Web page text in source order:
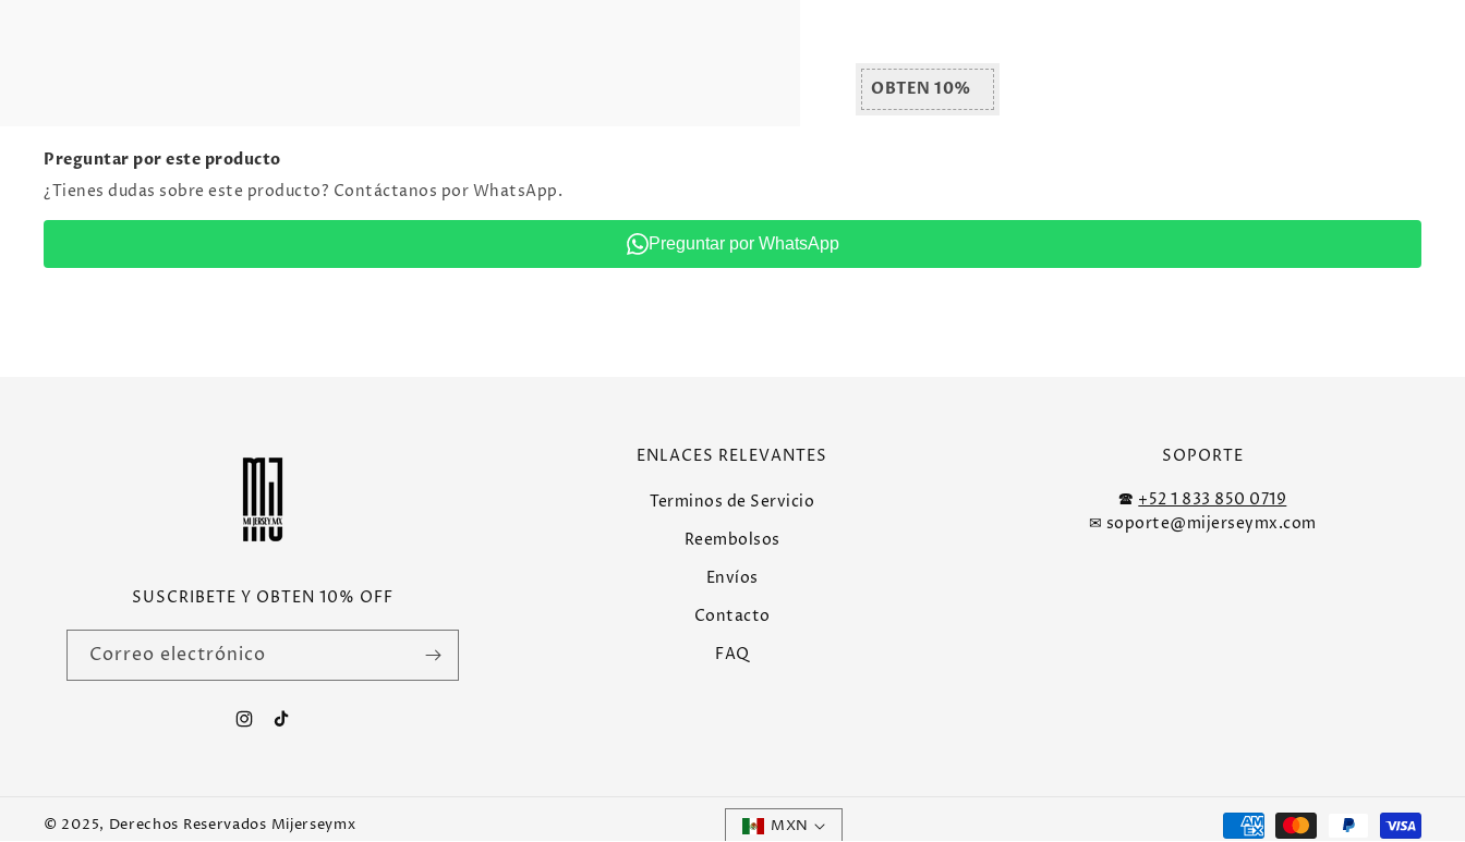
OBTEN 10%
Preguntar por este producto
¿Tienes dudas sobre este producto? Contáctanos por WhatsApp.
Preguntar por WhatsApp
SUSCRIBETE Y OBTEN 10% OFF
Correo electrónico
Instagram
TikTok
ENLACES RELEVANTES
Terminos de Servicio
Reembolsos
Envíos
Contacto
FAQ
SOPORTE
🕿 +52 1 833 850 0719
✉ soporte@mijerseymx.com
Formas
MXN
© 2025, Derechos Reservados Mijerseymx